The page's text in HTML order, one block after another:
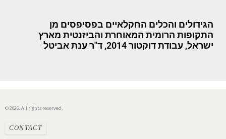
הגידולים והכלים החקלאיים בפסיפסים מן
התקופות הרומית המאוחרת והביזנטית מארץ
ישראל, עבודת דוקטור 2014, ד"ר ענת אביטל
© 2026. All rights reserved.
CONTACT